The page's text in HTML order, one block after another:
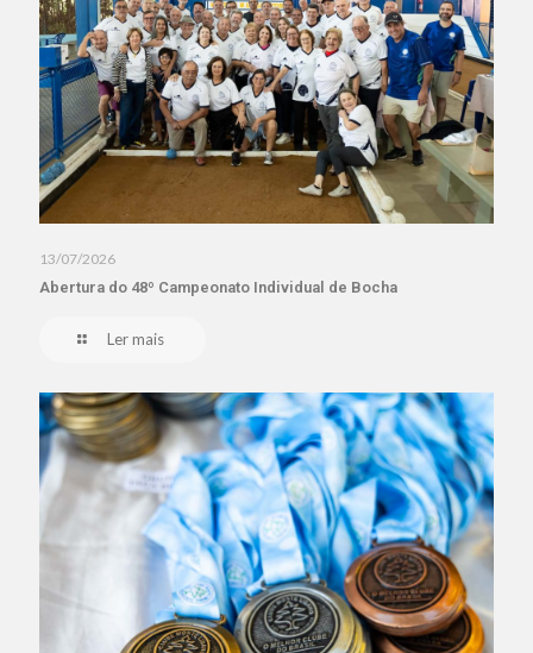
13/07/2026
Abertura do 48º Campeonato Individual de Bocha
Ler mais